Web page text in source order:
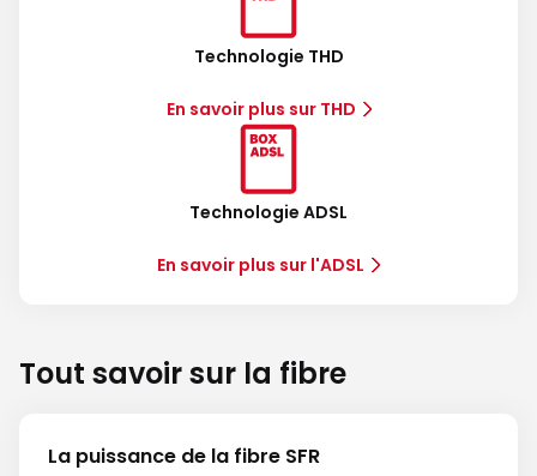
Technologie THD
En savoir plus sur THD
Technologie ADSL
En savoir plus sur l'ADSL
Tout savoir sur la fibre
La puissance de la fibre SFR